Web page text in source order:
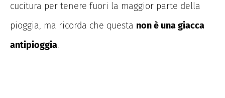
cucitura per tenere fuori la maggior parte della
pioggia, ma ricorda che questa non è una giacca
antipioggia.